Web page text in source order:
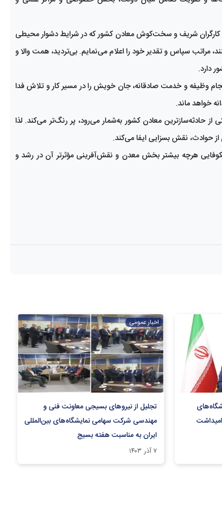
کارگران شریف و سخت‌کوش معادن کشور که در شرایط دشوار محیطی
مراتب سپاس و تقدیر خود را اعلام می‌نمایم. بی‌تردید، همت والا و
دارد.
وظیفه و خدمت صادقانه، جان خویش را در مسیر کار و تلاش فدا
خواهد ماند.
حادثه‌سازترین معادن کشور به‌شمار می‌رود، پر رنگ‌تر می‌کند. لذا
حوادث، نقش بسزایی ایفا می‌کند.
هرچه بیشتر بخش معدن و نقش‌آفرینی مؤثرتر آن در رشد و
اخبار عمومی
تجلیل از نیروهای بسیجی معاونت فنی و
مهندسی شرکت سهامی نمایشگاه‌های بین‌المللی
ایران به مناسبت هفته بسیج
۷ آذر ۱۴۰۳